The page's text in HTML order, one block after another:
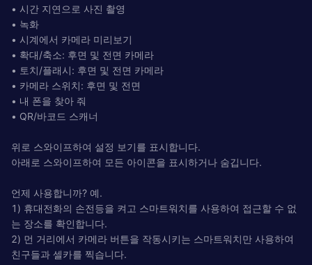
• 시간 지연으로 사진 촬영
• 녹화
• 시계에서 카메라 미리보기
• 확대/축소: 후면 및 전면 카메라
• 토치/플래시: 후면 및 전면 카메라
• 카메라 스위치: 후면 및 전면
• 내 폰을 찾아 줘
• QR/바코드 스캐너
위로 스와이프하여 설정 보기를 표시합니다.
아래로 스와이프하여 모든 아이콘을 표시하거나 숨깁니다.
언제 사용합니까? 예.
1) 휴대전화의 손전등을 켜고 스마트워치를 사용하여 접근할 수 없
는 장소를 확인합니다.
2) 먼 거리에서 카메라 버튼을 작동시키는 스마트워치만 사용하여
친구들과 셀카를 찍습니다.